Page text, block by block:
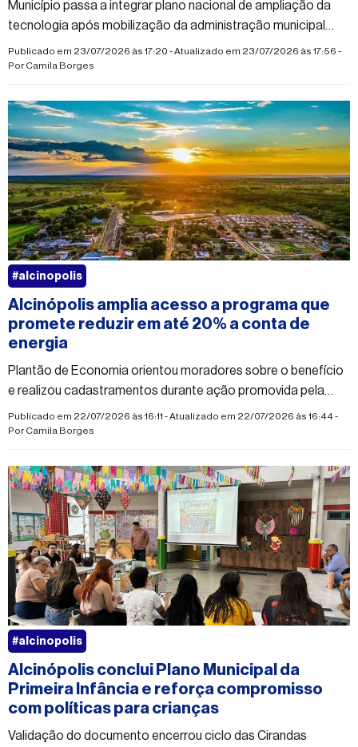
Município passa a integrar plano nacional de ampliação da
tecnologia após mobilização da administração municipal
para denunciar falhas na telefonia móvel
Publicado em 23/07/2026 às 17:20 - Atualizado em 23/07/2026 às 17:56 -
PorCamila Borges
Alcinópolis amplia acesso a programa que
promete reduzir em até 20% a conta de
energia
Plantão de Economia orientou moradores sobre o benefício
e realizou cadastramentos durante ação promovida pela
Prefeitura em parceria com instituições
Publicado em 22/07/2026 às 16:11 - Atualizado em 22/07/2026 às 16:44 -
PorCamila Borges
#alcinopolis
Alcinópolis conclui Plano Municipal da
Primeira Infância e reforça compromisso
com políticas para crianças
Validação do documento encerrou ciclo das Cirandas
#alcinopolis